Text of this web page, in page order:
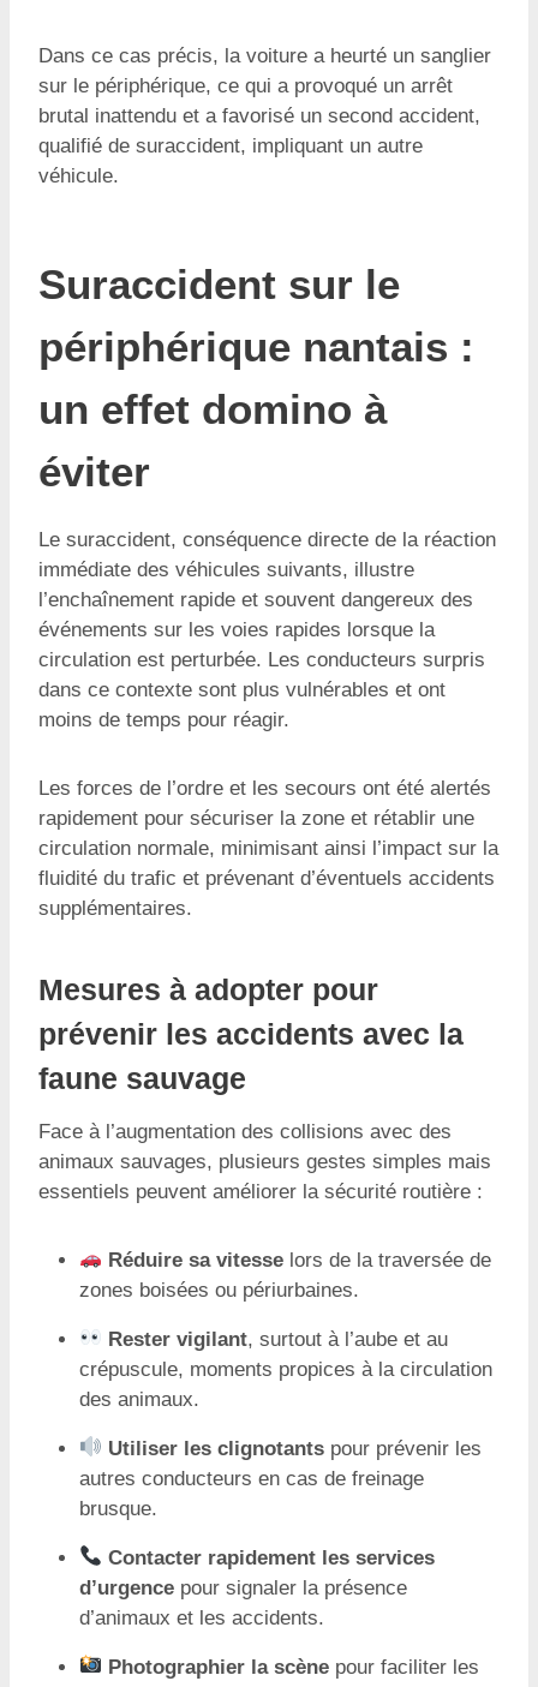
Dans ce cas précis, la voiture a heurté un sanglier
sur le périphérique, ce qui a provoqué un arrêt
brutal inattendu et a favorisé un second accident,
qualifié de suraccident, impliquant un autre
véhicule.
Suraccident sur le
périphérique nantais :
un effet domino à
éviter
Le suraccident, conséquence directe de la réaction
immédiate des véhicules suivants, illustre
l’enchaînement rapide et souvent dangereux des
événements sur les voies rapides lorsque la
circulation est perturbée. Les conducteurs surpris
dans ce contexte sont plus vulnérables et ont
moins de temps pour réagir.
Les forces de l’ordre et les secours ont été alertés
rapidement pour sécuriser la zone et rétablir une
circulation normale, minimisant ainsi l’impact sur la
fluidité du trafic et prévenant d’éventuels accidents
supplémentaires.
Mesures à adopter pour
prévenir les accidents avec la
faune sauvage
Face à l’augmentation des collisions avec des
animaux sauvages, plusieurs gestes simples mais
essentiels peuvent améliorer la sécurité routière :
Réduire sa vitesse lors de la traversée de
zones boisées ou périurbaines.
Rester vigilant, surtout à l’aube et au
crépuscule, moments propices à la circulation
des animaux.
Utiliser les clignotants pour prévenir les
autres conducteurs en cas de freinage
brusque.
Contacter rapidement les services
d’urgence pour signaler la présence
d’animaux et les accidents.
Photographier la scène pour faciliter les